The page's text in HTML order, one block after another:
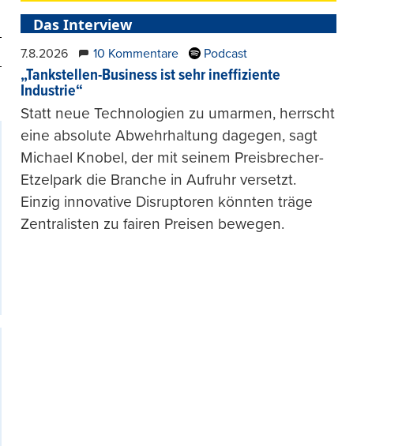
Das Interview
7.8.2026 10 Kommentare Podcast
„Tankstellen-Business ist sehr ineffiziente
Industrie“
Statt neue Technologien zu umarmen, herrscht
eine absolute Abwehrhaltung dagegen, sagt
Michael Knobel, der mit seinem Preisbrecher-
Etzelpark die Branche in Aufruhr versetzt.
Einzig innovative Disruptoren könnten träge
Zentralisten zu fairen Preisen bewegen.